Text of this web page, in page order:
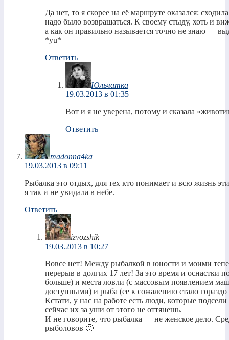
Да нет, то я скорее на её маршруте оказался:
надо было возвращаться. К своему стыду, хоть и
а как он правильно называется точно не знаю —
*yu*
Ответить
Юльчатка
19.03.2013 в 01:35
Вот и я не уверена, потому и сказала
Ответить
madonna4ka
19.03.2013 в 09:11
Рыбалка это отдых, для тех кто понимает и всю жизнь
я так и не увидала в небе.
Ответить
izvozshik
19.03.2013 в 10:27
Вовсе нет! Между рыбалкой в юности и моими
перерыв в долгих 17 лет! За это время и оснастки
больше) и места ловли (с массовым появлением
доступными) и рыба (ее к сожалению стало
Кстати, у нас на работе есть люди, которые
сейчас их за уши от этого не оттянешь.
И не говорите, что рыбалка — не женское дело.
рыболовов 🙂